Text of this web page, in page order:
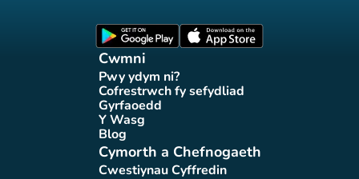
(tab newydd)
Cwmni
Pwy ydym ni?
(tab newydd)
Cofrestrwch fy sefydliad
(tab newydd)
Gyrfaoedd(tab newydd)
Y Wasg(tab newydd)
Blog(tab newydd)
Cymorth a Chefnogaeth
Cwestiynau Cyffredin